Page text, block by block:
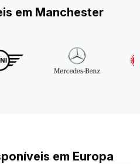
em Manchester
em Europa